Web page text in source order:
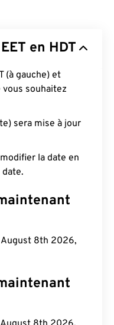
en HDT
(à gauche) et
souhaitez
sera mise à jour
la date en
August 8th 2026,